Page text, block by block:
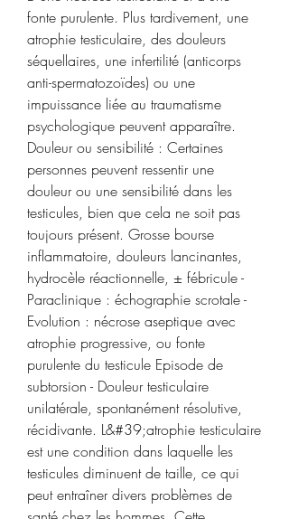
fonte purulente. Plus tardivement, une
atrophie testiculaire, des douleurs
séquellaires, une infertilité (anticorps
anti-spermatozoïdes) ou une
impuissance liée au traumatisme
psychologique peuvent apparaître.
Douleur ou sensibilité : Certaines
personnes peuvent ressentir une
douleur ou une sensibilité dans les
testicules, bien que cela ne soit pas
toujours présent. Grosse bourse
inflammatoire, douleurs lancinantes,
hydrocèle réactionnelle, ± fébricule -
Paraclinique : échographie scrotale -
Evolution : nécrose aseptique avec
atrophie progressive, ou fonte
purulente du testicule Episode de
subtorsion - Douleur testiculaire
unilatérale, spontanément résolutive,
récidivante. L&#39;atrophie testiculaire
est une condition dans laquelle les
testicules diminuent de taille, ce qui
peut entraîner divers problèmes de